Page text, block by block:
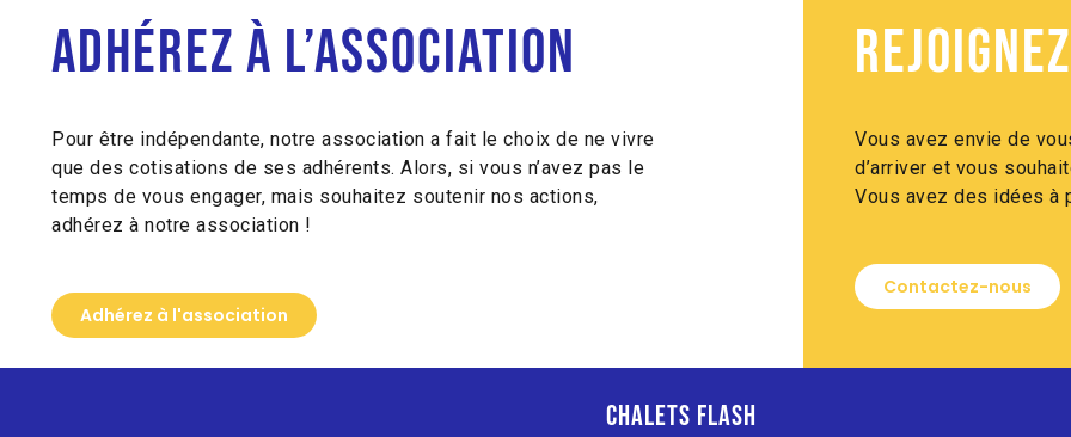
Adhérez à l’association
Pour être indépendante, notre association a fait le choix de ne vivre
que des cotisations de ses adhérents. Alors, si vous n’avez pas le
temps de vous engager, mais souhaitez soutenir nos actions,
adhérez à notre association !
Adhérez à l'association
Vous avez envie de
d’arriver et vous
Vous avez des idées à
Contactez-nous
Chalets Flash